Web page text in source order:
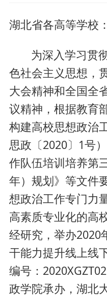
湖北省各高等学校：
为深入学习贯
色社会主义思想，
大会精神和全国全
议精神，根据教育
构建高校思想政治
思政〔2020〕1号
作队伍培训培养第
年）规划》等文件
想政治工作专门力
高素质专业化的高
经研究，举办2020
干能力提升线上线
编号：
政学院承办，湖北